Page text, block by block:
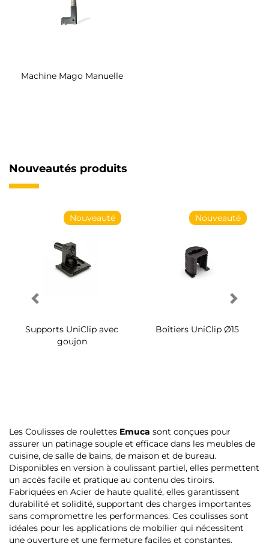
Machine Mago Manuelle
Nouveautés produits
Nouveauté
Supports UniClip avec
goujon
Nouveauté
Boîtiers UniClip Ø15
Les Coulisses de roulettes Emuca sont conçues pour
assurer un patinage souple et efficace dans les meubles de
cuisine, de salle de bains, de maison et de bureau.
Disponibles en version à coulissant partiel, elles permettent
un accès facile et pratique au contenu des tiroirs.
Fabriquées en Acier de haute qualité, elles garantissent
durabilité et solidité, supportant des charges importantes
sans compromettre les performances. Ces coulisses sont
idéales pour les applications de mobilier qui nécessitent
une ouverture et une fermeture faciles et constantes.